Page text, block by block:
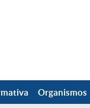
Organismos